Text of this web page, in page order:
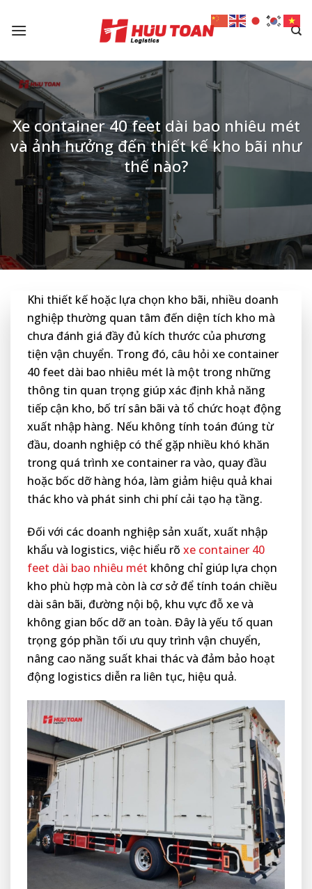
Xe container 40 feet dài bao nhiêu mét
và ảnh hưởng đến thiết kế kho bãi như
thế nào?
Khi thiết kế hoặc lựa chọn kho bãi, nhiều doanh
nghiệp thường quan tâm đến diện tích kho mà
chưa đánh giá đầy đủ kích thước của phương
tiện vận chuyển. Trong đó, câu hỏi xe container
40 feet dài bao nhiêu mét là một trong những
thông tin quan trọng giúp xác định khả năng
tiếp cận kho, bố trí sân bãi và tổ chức hoạt động
xuất nhập hàng. Nếu không tính toán đúng từ
đầu, doanh nghiệp có thể gặp nhiều khó khăn
trong quá trình xe container ra vào, quay đầu
hoặc bốc dỡ hàng hóa, làm giảm hiệu quả khai
thác kho và phát sinh chi phí cải tạo hạ tầng.
Đối với các doanh nghiệp sản xuất, xuất nhập
khẩu và logistics, việc hiểu rõ xe container 40
feet dài bao nhiêu mét không chỉ giúp lựa chọn
kho phù hợp mà còn là cơ sở để tính toán chiều
dài sân bãi, đường nội bộ, khu vực đỗ xe và
không gian bốc dỡ an toàn. Đây là yếu tố quan
trọng góp phần tối ưu quy trình vận chuyển,
nâng cao năng suất khai thác và đảm bảo hoạt
động logistics diễn ra liên tục, hiệu quả.